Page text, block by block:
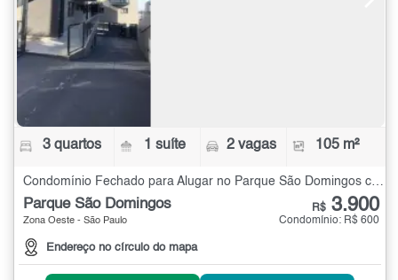
3 quartos 1 suíte 2 vagas 105 m²
Condomínio Fechado para Alugar no Parque São Domingos com 3 quartos - 105 m²
Parque São Domingos
Zona Oeste - São Paulo
Endereço no círculo do mapa
R$ 3.900
Condomínio: R$ 600